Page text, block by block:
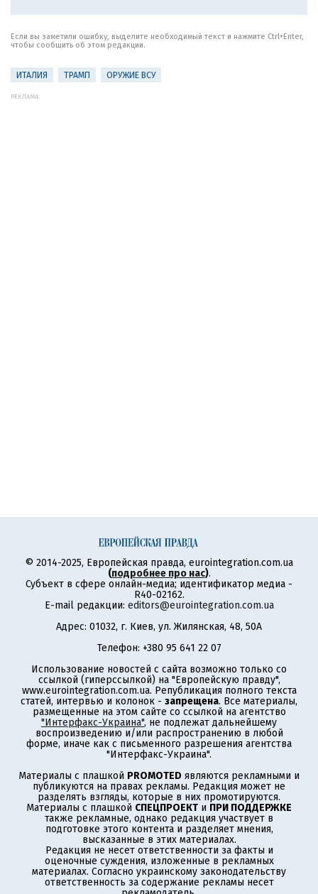
Если вы заметили ошибку, выделите необходимый текст и нажмите Ctrl+Enter,
чтобы сообщить об этом редакции.
ИТАЛИЯ ТРАМП ОРУЖИЕ ВСУ
РЕКЛАМА:
© 2014-2025, Европейская правда, eurointegration.com.ua
(подробнее про нас).
Субъект в сфере онлайн-медиа; идентификатор медиа -
R40-02162.
E-mail редакции: editors@eurointegration.com.ua
Адрес: 01032, г. Киев, ул. Жилянская, 48, 50А
Телефон: +380 95 641 22 07
Использование новостей с сайта возможно только со
ссылкой (гиперссылкой) на "Европейскую правду",
www.eurointegration.com.ua. Републикация полного текста
статей, интервью и колонок - запрещена. Все материалы,
размещенные на этом сайте со ссылкой на агентство
"Интерфакс-Украина", не подлежат дальнейшему
воспроизведению и/или распространению в любой
форме, иначе как с письменного разрешения агентства
"Интерфакс-Украина".
Материалы с плашкой PROMOTED являются рекламными и
публикуются на правах рекламы. Редакция может не
разделять взгляды, которые в них промотируются.
Материалы с плашкой СПЕЦПРОЕКТ и ПРИ ПОДДЕРЖКЕ
также рекламные, однако редакция участвует в
подготовке этого контента и разделяет мнения,
высказанные в этих материалах.
Редакция не несет ответственности за факты и
оценочные суждения, изложенные в рекламных
материалах. Согласно украинскому законодательству
ответственность за содержание рекламы несет